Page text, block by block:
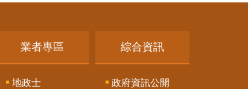
業者專區
地政士
綜合資訊
政府資訊公開